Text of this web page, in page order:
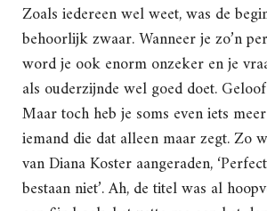
Zoals iedereen wel weet, was de
behoorlijk zwaar. Wanneer je zo’n
word je ook enorm onzeker en je
als ouderzijnde wel goed doet.
Maar toch heb je soms even iets
iemand die dat alleen maar zegt. Zo
van Diana Koster aangeraden,
bestaan niet’. Ah, de titel was al